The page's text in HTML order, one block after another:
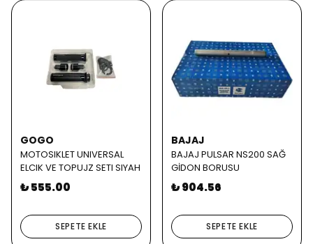
GOGO
MOTOSIKLET UNIVERSAL
ELCIK VE TOPUJZ SETI SIYAH
₺ 555.00
SEPETE EKLE
BAJAJ
BAJAJ PULSAR NS200 SAĞ
GİDON BORUSU
₺ 904.56
SEPETE EKLE